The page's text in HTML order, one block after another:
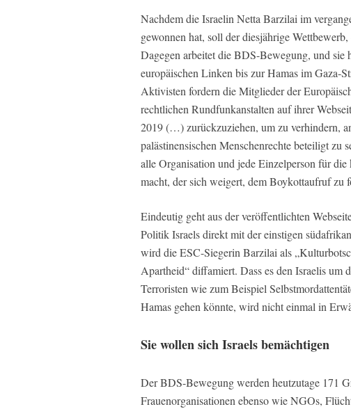
Nachdem die Israelin Netta Barzilai im
gewonnen hat, soll der diesjährige
Dagegen arbeitet die BDS-Bewegung, und sie
europäischen Linken bis zur Hamas im Gaza-
Aktivisten fordern die Mitglieder der
rechtlichen Rundfunkanstalten auf ihrer
2019 (…) zurückzuziehen, um zu verhindern,
palästinensischen Menschenrechte beteiligt zu
alle Organisation und jede Einzelperson für
macht, der sich weigert, dem Boykottaufruf zu
Eindeutig geht aus der veröffentlichten
Politik Israels direkt mit der einstigen
wird die ESC-Siegerin Barzilai als
Apartheid“ diffamiert. Dass es den Israelis um
Terroristen wie zum Beispiel
Hamas gehen könnte, wird nicht einmal in
Sie wollen sich Israels bemächtigen
Der BDS-Bewegung werden heutzutage 171
Frauenorganisationen ebenso wie NGOs,